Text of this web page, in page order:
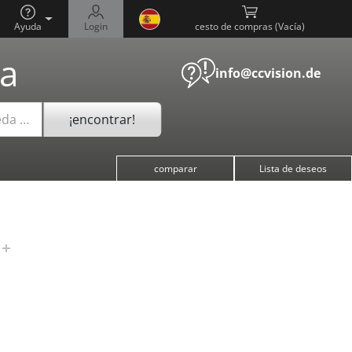
Ayuda Login cesto de compras ( )
info@ccvision.de
… ¡encontrar!
comparar Lista de deseos